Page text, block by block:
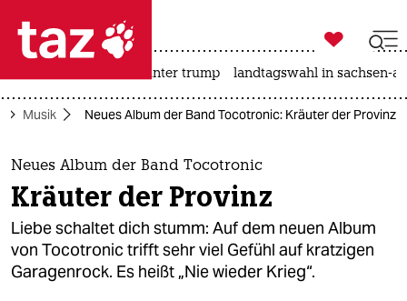
 taz zahl ich
taz zahl ich
themen
politik
öko
gesellschaft

taz zahl ich
usa unter trump landtagswahl in sachsen-
Musik Neues Album der Band Tocotronic: Kräuter der Provinz
Neues Album der Band Tocotronic
Kräuter der Provinz
Liebe schaltet dich stumm: Auf dem neuen Album
von Tocotronic trifft sehr viel Gefühl auf kratzigen
Garagenrock. Es heißt „Nie wieder Krieg“.